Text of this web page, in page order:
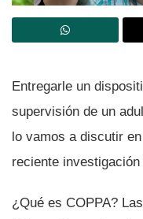
Entregarle un
supervisión de un
lo vamos a discutir
reciente
¿Qué es COPPA?